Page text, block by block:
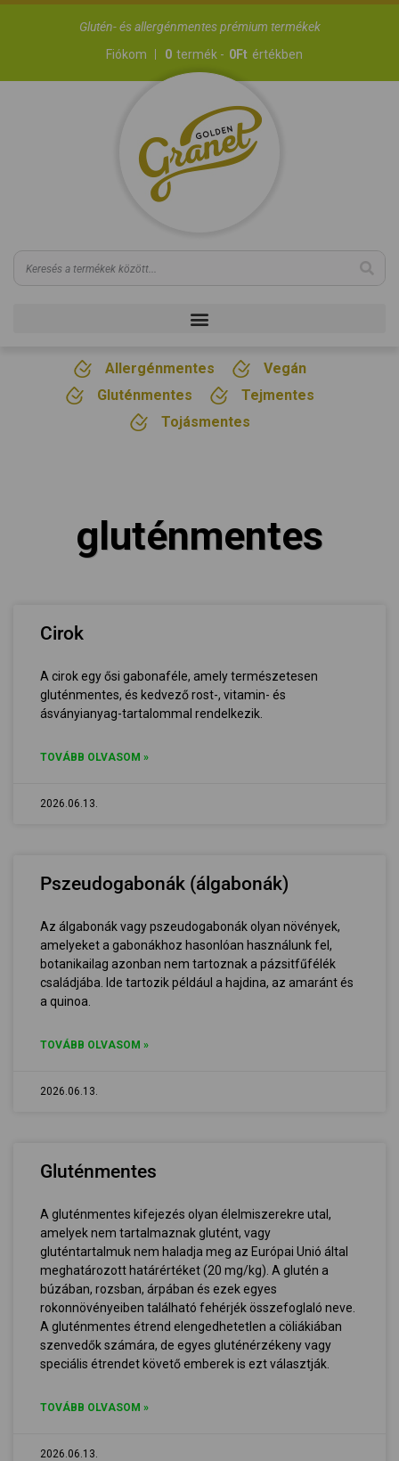
Glutén- és allergénmentes prémium termékek
Fiókom
0 termék - 0Ft értékben
Allergénmentes
Vegán
Gluténmentes
Tejmentes
Tojásmentes
gluténmentes
Cirok
A cirok egy ősi gabonaféle, amely természetesen
gluténmentes, és kedvező rost-, vitamin- és
ásványianyag-tartalommal rendelkezik.
TOVÁBB OLVASOM »
2026.06.13.
Pszeudogabonák (álgabonák)
Az álgabonák vagy pszeudogabonák olyan növények,
amelyeket a gabonákhoz hasonlóan használunk fel,
botanikailag azonban nem tartoznak a pázsitfűfélék
családjába. Ide tartozik például a hajdina, az amaránt és
a quinoa.
TOVÁBB OLVASOM »
2026.06.13.
Gluténmentes
A gluténmentes kifejezés olyan élelmiszerekre utal,
amelyek nem tartalmaznak glutént, vagy
gluténtartalmuk nem haladja meg az Európai Unió által
meghatározott határértéket (20 mg/kg). A glutén a
búzában, rozsban, árpában és ezek egyes
rokonnövényeiben található fehérjék összefoglaló neve.
A gluténmentes étrend elengedhetetlen a cöliákiában
szenvedők számára, de egyes gluténérzékeny vagy
speciális étrendet követő emberek is ezt választják.
TOVÁBB OLVASOM »
2026.06.13.